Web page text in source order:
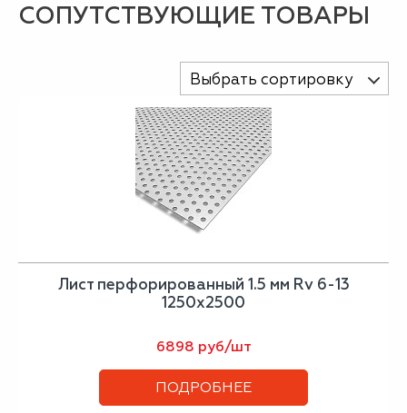
СОПУТСТВУЮЩИЕ ТОВАРЫ
Выбрать сортировку
Лист перфорированный 1.5 мм Rv 6-13
1250х2500
6898 руб/шт
ПОДРОБНЕЕ